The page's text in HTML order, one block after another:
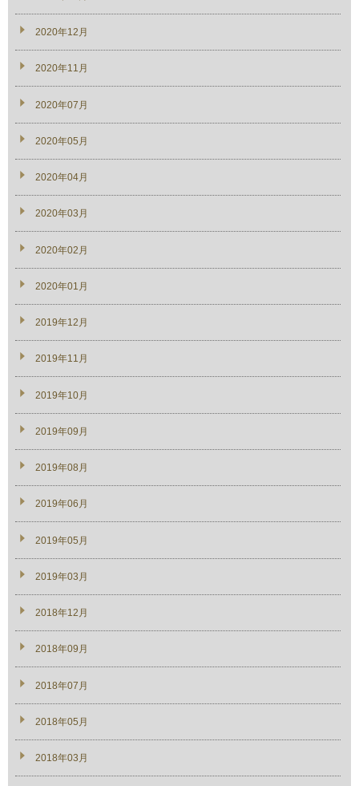
2020年12月
2020年11月
2020年07月
2020年05月
2020年04月
2020年03月
2020年02月
2020年01月
2019年12月
2019年11月
2019年10月
2019年09月
2019年08月
2019年06月
2019年05月
2019年03月
2018年12月
2018年09月
2018年07月
2018年05月
2018年03月